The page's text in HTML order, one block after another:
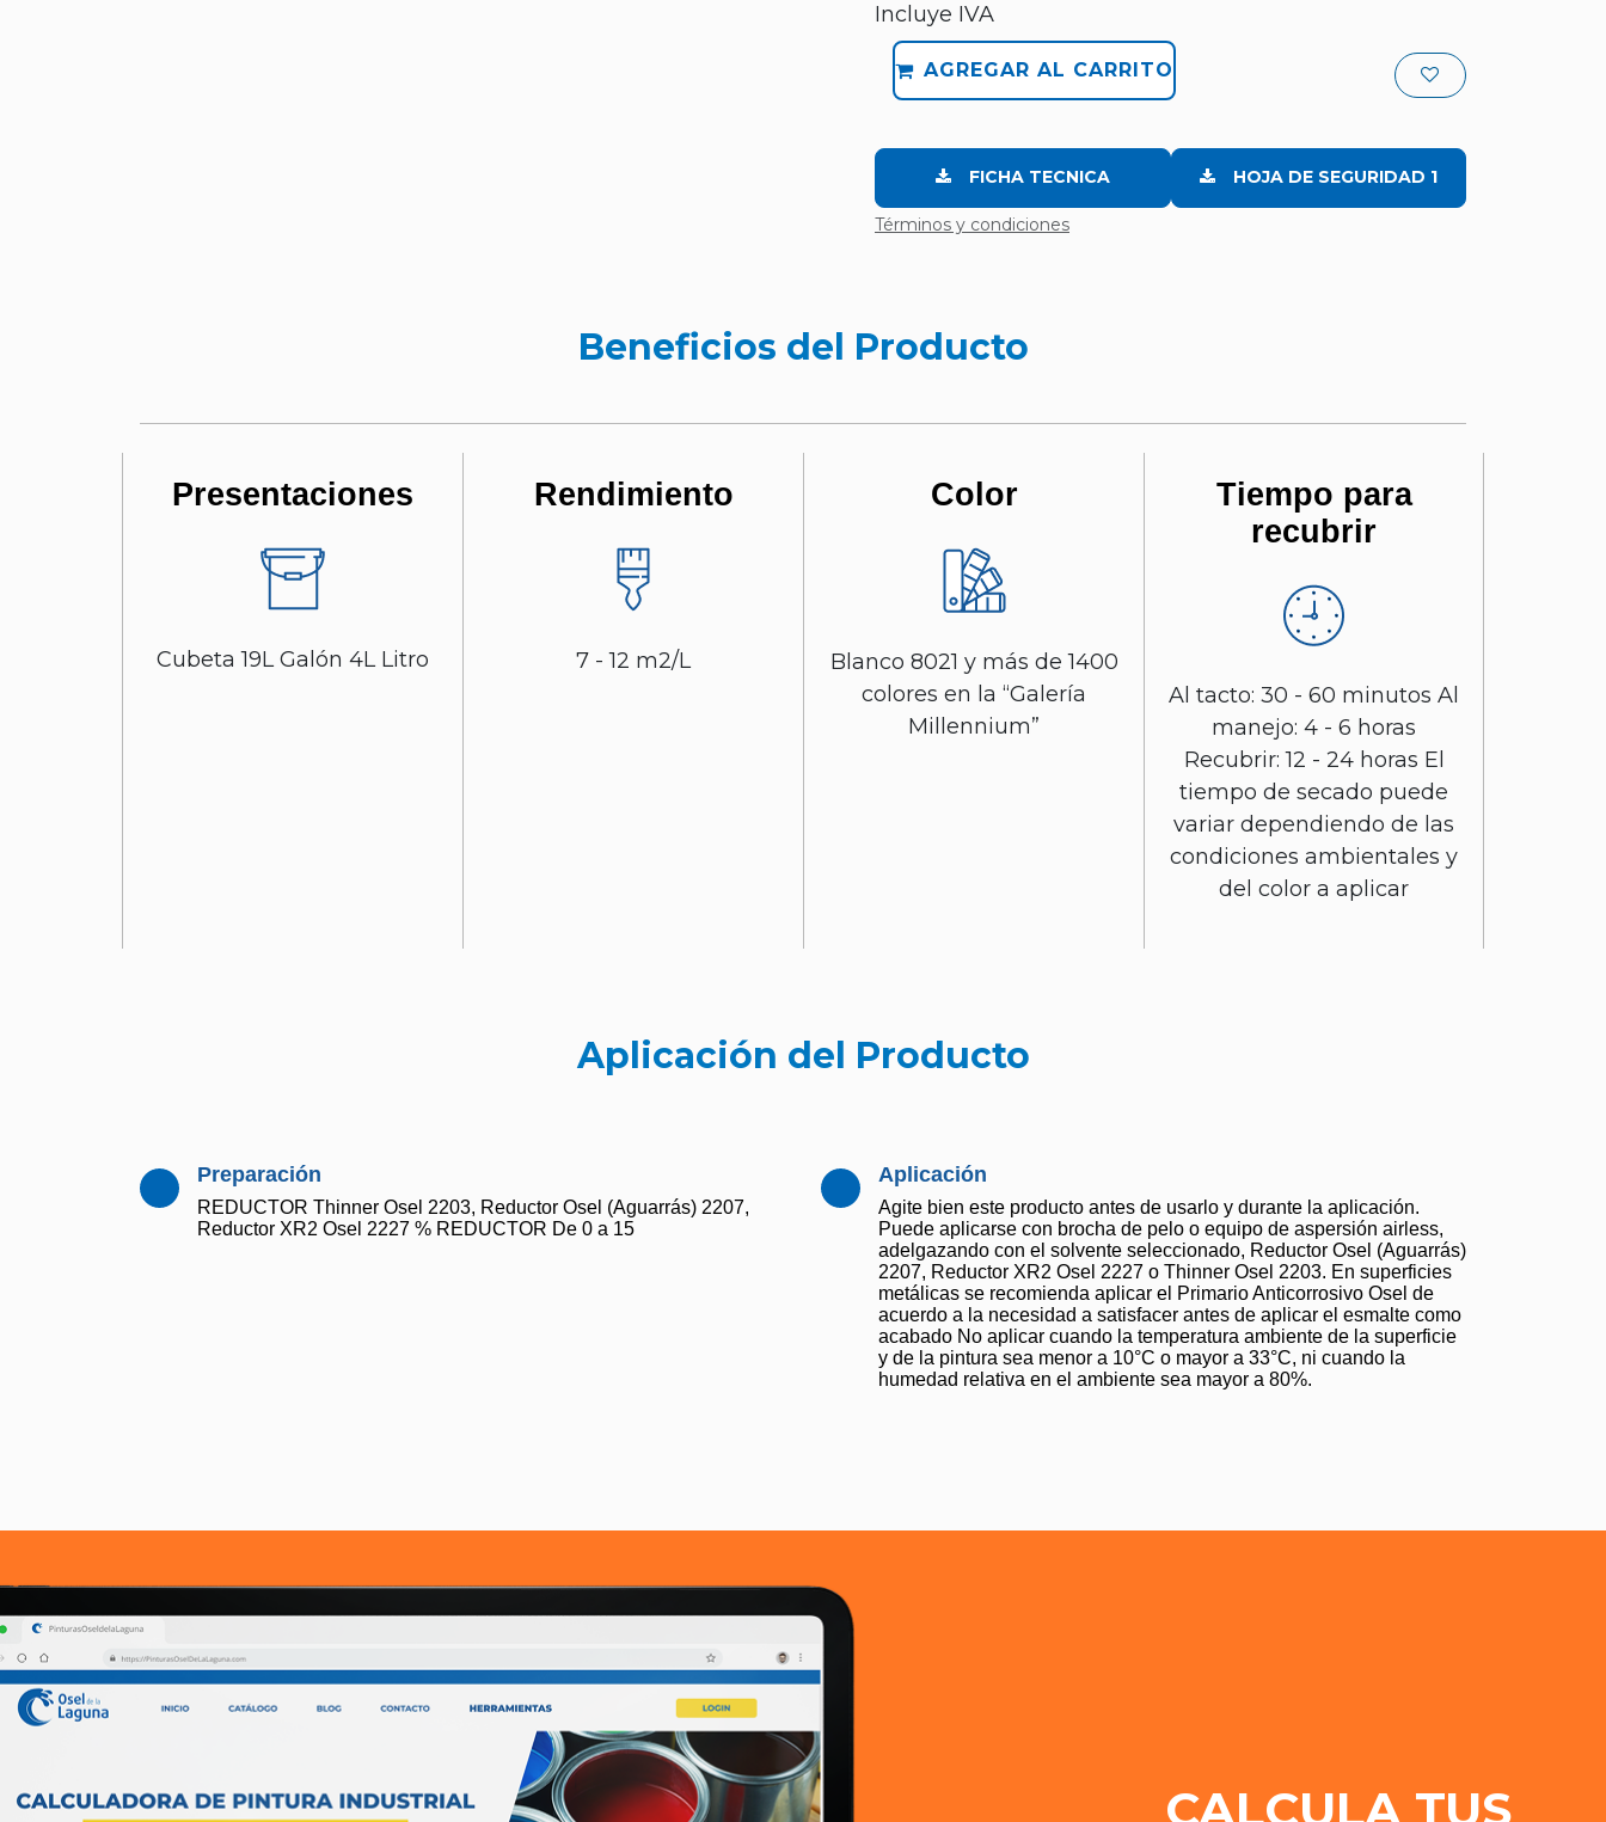
Incluye IVA
AGREGAR AL CARRITO
FICHA TECNICA HOJA DE SEGURIDAD 1
Términos y condiciones
Beneficios del Producto
Presentaciones
Cubeta 19L Galón 4L Litro
Rendimiento
7 - 12 m2/L
Color
Blanco 8021 y más de 1400
colores en la “Galería
Millennium”
Tiempo para
recubrir
Al tacto: 30 - 60 minutos Al
manejo: 4 - 6 horas
Recubrir: 12 - 24 horas El
tiempo de secado puede
variar dependiendo de las
condiciones ambientales y
del color a aplicar
Aplicación del Producto
Preparación
REDUCTOR Thinner Osel 2203, Reductor Osel (Aguarrás) 2207,
Reductor XR2 Osel 2227 % REDUCTOR De 0 a 15
Aplicación
Agite bien este producto antes de usarlo y durante la aplicación.
Puede aplicarse con brocha de pelo o equipo de aspersión airless,
adelgazando con el solvente seleccionado, Reductor Osel (Aguarrás)
2207, Reductor XR2 Osel 2227 o Thinner Osel 2203. En superficies
metálicas se recomienda aplicar el Primario Anticorrosivo Osel de
acuerdo a la necesidad a satisfacer antes de aplicar el esmalte como
acabado No aplicar cuando la temperatura ambiente de la superficie
y de la pintura sea menor a 10°C o mayor a 33°C, ni cuando la
humedad relativa en el ambiente sea mayor a 80%.
CALCULA TUS